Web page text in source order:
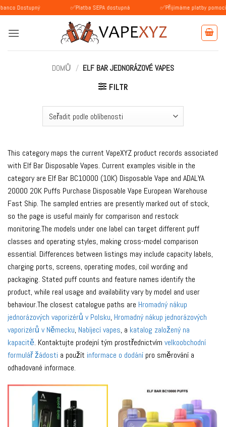
Přeskočit
na
obsah
✅Platba SEPA dostupná ✅Přijímáme platby pomocí BLIK
DOMŮ / ELF BAR JEDNORÁZOVÉ VAPES
FILTR
This category maps the current VapeXYZ product records associated
with Elf Bar Disposable Vapes. Current examples visible in the
category are Elf Bar BC10000 (10K) Disposable Vape and ADALYA
20000 20K Puffs Purchase Disposable Vape European Warehouse
Fast Ship. The sampled entries are presently marked out of stock,
so the page is useful mainly for comparison and restock
monitoring.The models under one label can target different puff
classes and operating styles, making cross-model comparison
essential. Differences between listings may include capacity labels,
charging ports, screens, operating modes, coil wording and
packaging. Stated puff counts and feature names identify the
product, while real usage and availability vary by model and user
behaviour.The closest catalogue paths are Hromadný nákup
jednorázových vaporizérů v Polsku, Hromadný nákup jednorázových
vaporizérů v Německu, Nabíjecí vapes, a katalog založený na
kapacitě. Kontaktujte prodejní tým prostřednictvím velkoobchodní
formulář žádosti a použít informace o dodání pro směrování a
odhadované informace.